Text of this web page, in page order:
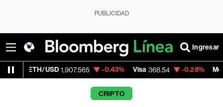
PUBLICIDAD
Ingresar
1,907.565 -0.43% Visa 368.54 -0.28%
CRIPTO